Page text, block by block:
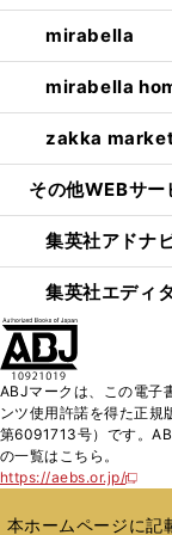
mirabella
mirabella
zakka
その他WEBサー
集英社アドナ
集英社エディ
ABJマークは、この電子
ンツ使用許諾を得た正規
第6091713号）です。
の一覧はこちら。
https://aebs.or.jp/
新
い
本ホームページに記